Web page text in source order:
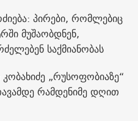
პირები, რომლებიც
მუშაობდნენ,
საქმიანობას
„რუსოფობიაზე“
რამდენიმე დღით